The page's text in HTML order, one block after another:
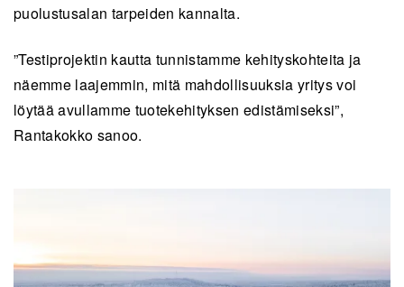
puolustusalan tarpeiden kannalta.
”Testiprojektin kautta tunnistamme kehityskohteita ja
näemme laajemmin, mitä mahdollisuuksia yritys voi
löytää avullamme tuotekehityksen edistämiseksi”,
Rantakokko sanoo.